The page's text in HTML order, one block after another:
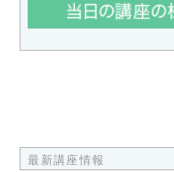
最新講座情報